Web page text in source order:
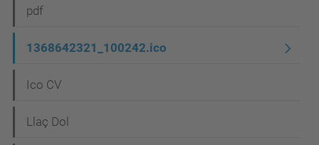
g
a
i
ó
pdf
1368642321_100242.ico
Ico CV
Llaç Dol